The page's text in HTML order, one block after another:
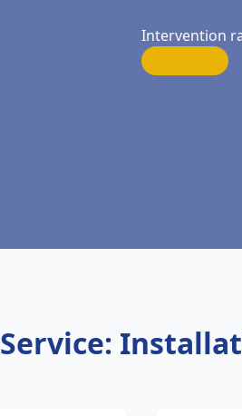
Intervention
Service: